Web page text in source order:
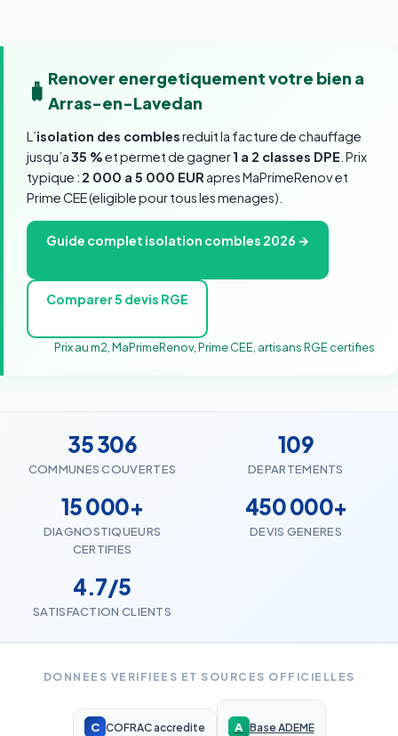
🧳 Renover energetiquement votre bien a
Arras-en-Lavedan
L’isolation des comblesreduit la facture de chauffage
jusqu’a35 %et permet de gagner1 a 2 classes DPE . Prix
typique : 2 000 a 5 000 EUR apres MaPrimeRenov et
Prime CEE (eligible pour tous les menages).
Guide complet isolation combles 2026 →
Comparer 5 devis RGE
Prix au m2, MaPrimeRenov, Prime CEE, artisans RGE certifies
35 306
COMMUNES COUVERTES
109
DEPARTEMENTS
15 000+
DIAGNOSTIQUEURS
CERTIFIES
450 000+
DEVIS GENERES
4.7/5
SATISFACTION CLIENTS
DONNEES VERIFIEES ET SOURCES OFFICIELLES
C COFRAC accredite A Base ADEME